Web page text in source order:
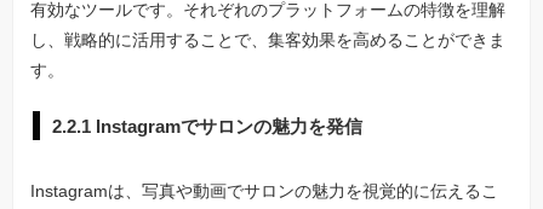
有効なツールです。それぞれのプラットフォームの特徴を理解
し、戦略的に活用することで、集客効果を高めることができま
す。
2.2.1 Instagramでサロンの魅力を発信
Instagramは、写真や動画でサロンの魅力を視覚的に伝えるこ